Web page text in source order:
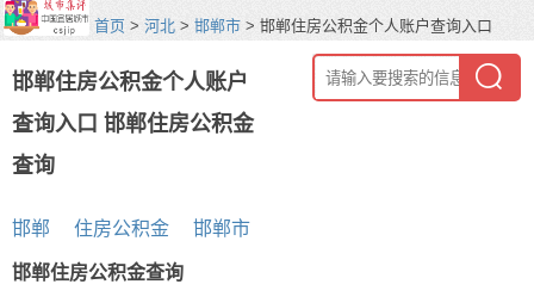
首页 > 河北 > 邯郸市 > 邯郸住房公积金个人账户查询入口
邯郸住房公积金个人账户
查询入口 邯郸住房公积金
查询
邯郸 住房公积金 邯郸市
邯郸住房公积金查询